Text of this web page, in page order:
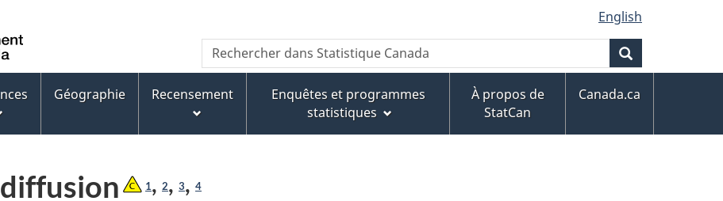
au
contenu
principal
« À
propos
de
ce
version
HTML
simplifiée
English
Canada
Recherche
Rechercher
dans
Canada
Géographie Recensement
Enquêtes et programmes
statistiques
À propos de
StatCan
Canada.ca
1, 2, 3, 4